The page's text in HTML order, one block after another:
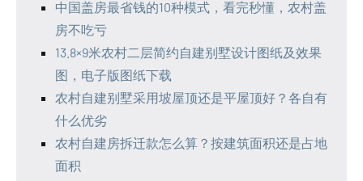
中国盖房最省钱的10种模式，看完秒懂，农村盖
房不吃亏
13.8×9米农村二层简约自建别墅设计图纸及效果
图，电子版图纸下载
农村自建别墅采用坡屋顶还是平屋顶好？各自有
什么优劣
农村自建房拆迁款怎么算？按建筑面积还是占地
面积